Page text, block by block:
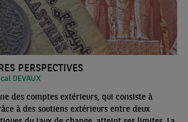
PERSPECTIVES
DEVAUX
des comptes extérieurs, qui consiste à
à des soutiens extérieurs entre deux